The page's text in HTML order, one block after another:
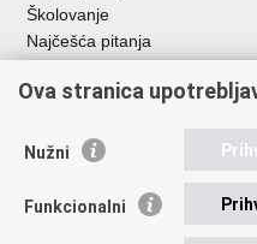
Školovanje
Najčešća pitanja
Važne poveznice
EMN Nacionalna kontaktna
Policijska akademija
Ova stranica
Nužni
Funkcionalni